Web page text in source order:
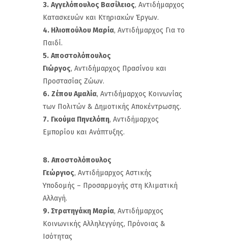
3. Αγγελόπουλος Βασίλειος, Αντιδήμαρχος
Κατασκευών και Κτηριακών Έργων.
4. Ηλιοπούλου Μαρία, Αντιδήμαρχος Για το
Παιδί.
5. Αποστολόπουλος
Γιώργος, Αντιδήμαρχος Πρασίνου και
Προστασίας Ζώων.
6. Ζέπου Αμαλία, Αντιδήμαρχος Κοινωνίας
των Πολιτών & Δημοτικής Αποκέντρωσης.
7. Γκούμα Πηνελόπη, Αντιδήμαρχος
Εμπορίου και Ανάπτυξης.
8. Αποστολόπουλος
Γεώργιος, Αντιδήμαρχος Αστικής
Υποδομής – Προσαρμογής στη Κλιματική
Αλλαγή.
9. Στρατηγάκη Μαρία, Αντιδήμαρχος
Κοινωνικής Αλληλεγγύης, Πρόνοιας &
Ισότητας